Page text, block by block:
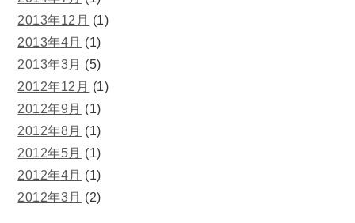
2013年12月 (1)
2013年4月 (1)
2013年3月 (5)
2012年12月 (1)
2012年9月 (1)
2012年8月 (1)
2012年5月 (1)
2012年4月 (1)
2012年3月 (2)